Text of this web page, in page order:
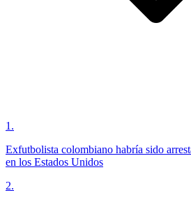
1 .
Exfutbolista colombiano habría sido
en los Estados Unidos
2.